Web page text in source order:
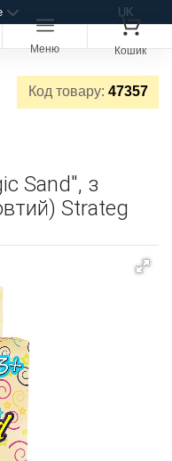
UK
Меню Кошик
Код товару: 47357
Sand", з
Strateg